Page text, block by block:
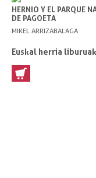
HERNIO Y EL PARQUE
DE PAGOETA
MIKEL ARRIZABALAGA
Euskal herria liburuak